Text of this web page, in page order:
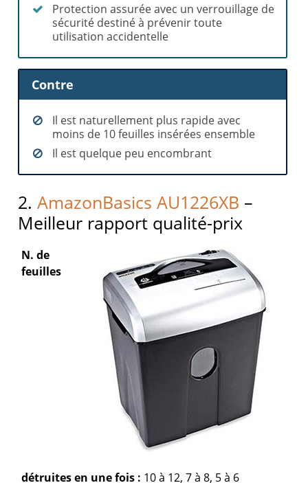
Protection assurée avec un verrouillage de
sécurité destiné à prévenir toute
utilisation accidentelle
Contre
Il est naturellement plus rapide avec
moins de 10 feuilles insérées ensemble
Il est quelque peu encombrant
2.AmazonBasics AU1226XB –
Meilleur rapport qualité-prix
N. de
feuilles
détruites en une fois : 10 à 12, 7 à 8, 5 à 6